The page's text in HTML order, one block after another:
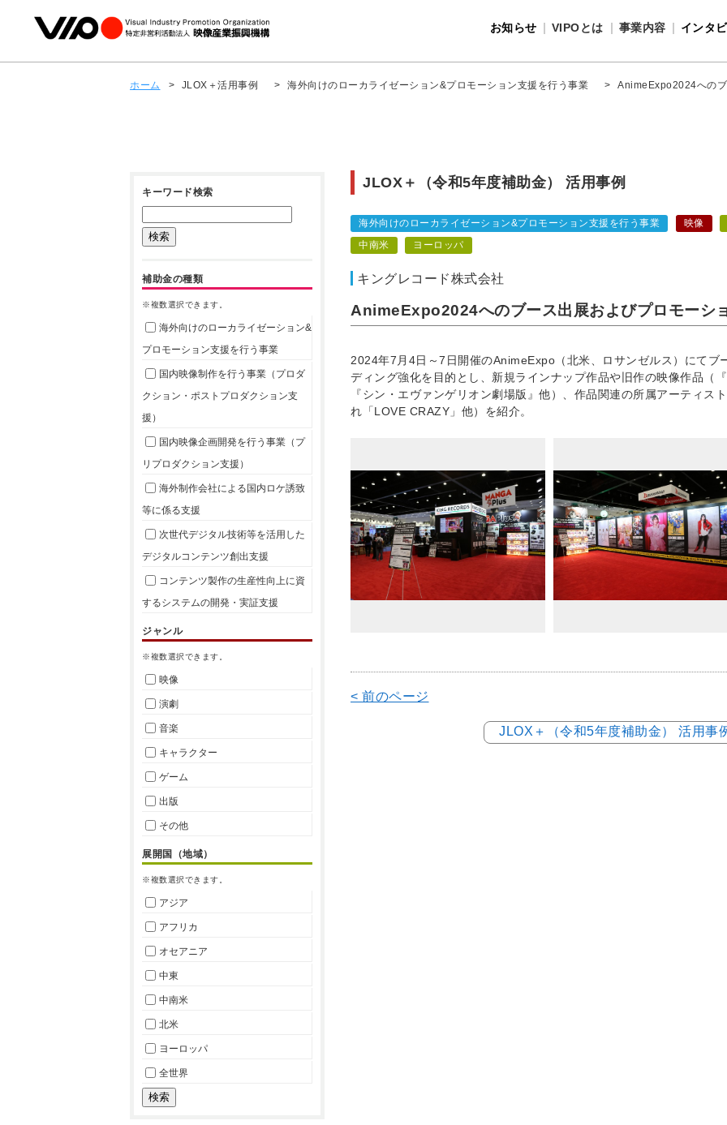
お知らせ VIPOとは
VIPOとは
事業内容
インタ
ホーム > JLOX＋活用事例 > 海外向けのローカライゼーション&プロモーション支援を行う事業 > AnimeExpo2024への
JLOX＋（令和5年度補助金） 活用事例
海外向けのローカライゼーション&プロモーション支援を行う事業 映像
中南米
ヨーロッパ
キングレコード株式会社
AnimeExpo2024へのブース出展およびプロモーシ
2024年7月4日～7日開催のAnimeExpo（北米、ロサンゼルス）にてブ
ディング強化を目的とし、新規ラインナップ作品や旧作の映像作品（
『シン・エヴァンゲリオン劇場版』他）、作品関連の所属アーティ
れ「LOVE CRAZY」他）を紹介。
< 前のページ
JLOX＋（令和5年度補助金） 活用事
キーワード検索
補助金の種類
※複数選択できます。
海外向けのローカライゼーション&
プロモーション支援を行う事業
国内映像制作を行う事業（プロダ
クション・ポストプロダクション支
援）
国内映像企画開発を行う事業（プ
リプロダクション支援）
海外制作会社による国内ロケ誘致
等に係る支援
次世代デジタル技術等を活用した
デジタルコンテンツ創出支援
コンテンツ製作の生産性向上に資
するシステムの開発・実証支援
ジャンル
※複数選択できます。
映像
演劇
音楽
キャラクター
ゲーム
出版
その他
展開国（地域）
※複数選択できます。
アジア
アフリカ
オセアニア
中東
中南米
北米
ヨーロッパ
全世界